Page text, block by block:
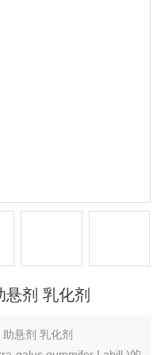
剂 乳化剂
悬剂 乳化剂